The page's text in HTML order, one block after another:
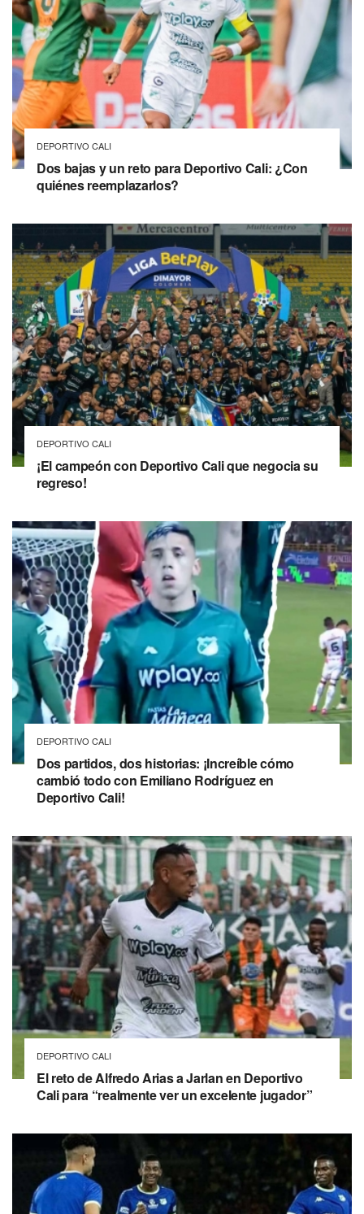
DEPORTIVO CALI
Dos bajas y un reto para Deportivo Cali: ¿Con
quiénes reemplazarlos?
DEPORTIVO CALI
¡El campeón con Deportivo Cali que negocia su
regreso!
DEPORTIVO CALI
Dos partidos, dos historias: ¡Increíble cómo
cambió todo con Emiliano Rodríguez en
Deportivo Cali!
DEPORTIVO CALI
El reto de Alfredo Arias a Jarlan en Deportivo
Cali para “realmente ver un excelente jugador”